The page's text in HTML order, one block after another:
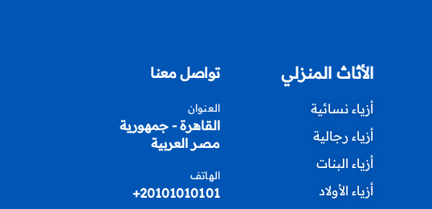
الأثاث المنزلي
أزياء نسائية
أزياء رجالية
أزياء البنات
أزياء الأولاد
تواصل معنا
العنوان
القاهرة - جمهورية
مصر العربية
الهاتف
20101010101+